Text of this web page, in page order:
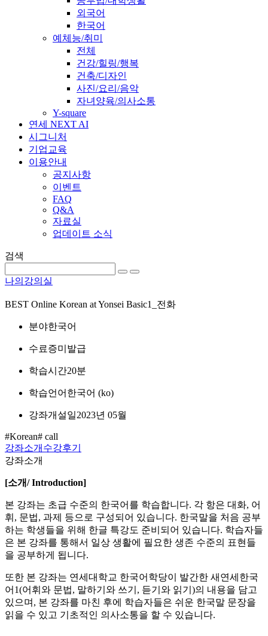
외국어
한국어
예체능/취미
전체
건강/힐링/행복
건축/디자인
사진/요리/음악
자녀양육/의사소통
Y-square
연세 NEXT AI
시그니처
기업교육
이용안내
공지사항
이벤트
FAQ
Q&A
자료실
업데이트 소식
검색
나의강의실
BEST Online Korean at Yonsei Basic1_전화
분야한국어
수료증미발급
학습시간20분
학습언어 한국어 ‎(ko)‎
강좌개설일2023년 05월
#Korean# call
강좌소개 수강후기
강좌소개
[소개/ Introduction]
본 강좌는 초급 수준의 한국어를 학습합니다. 각 항은 대화, 어
휘, 문법, 과제 등으로 구성되어 있습니다. 한국말을 처음 공부
하는 학생들을 위해 한글 특강도 준비되어 있습니다. 학습자들
은 본 강좌를 통해서 일상 생활에 필요한 생존 수준의 표현들
을 공부하게 됩니다.
또한 본 강좌는 연세대학교 한국어학당이 발간한 새연세한국
어1(어휘와 문법, 말하기와 쓰기, 듣기와 읽기)의 내용을 담고
있으며, 본 강좌를 마친 후에 학습자들은 쉬운 한국말 문장을
읽을 수 있고 기초적인 의사소통을 할 수 있습니다.